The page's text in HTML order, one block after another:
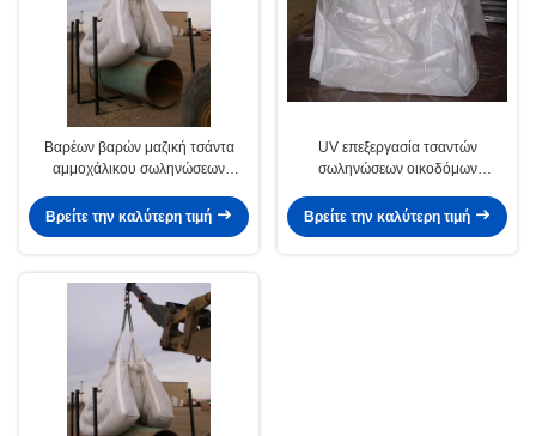
Βαρέων βαρών μαζική τσάντα
αμμοχάλικου σωληνώσεων
βιομηχανίας πετρελαίου δύο
Βρείτε την καλύτερη τιμή
UV επεξεργασία τσαντών
σωληνώσεων οικοδόμων
ασφάλειας
Βρείτε την καλύτερη τιμή